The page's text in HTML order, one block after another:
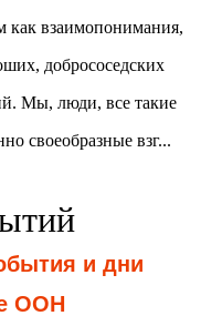
как взаимопонимания,
добрососедских
Мы, люди, все такие
своеобразные взг...
и дни
ООН